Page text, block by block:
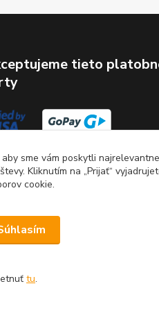
tieto
sme vám poskytli
Kliknutím na „Prijať“
cookie.
tu.